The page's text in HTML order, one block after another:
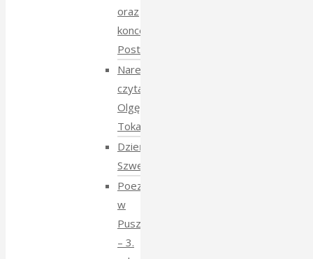
oraz
koncert
Postmana
Narewka
czyta
Olgę
Tokarczuk
Dzień
Szwedzki
Poezja
w
Puszczy
– 3.